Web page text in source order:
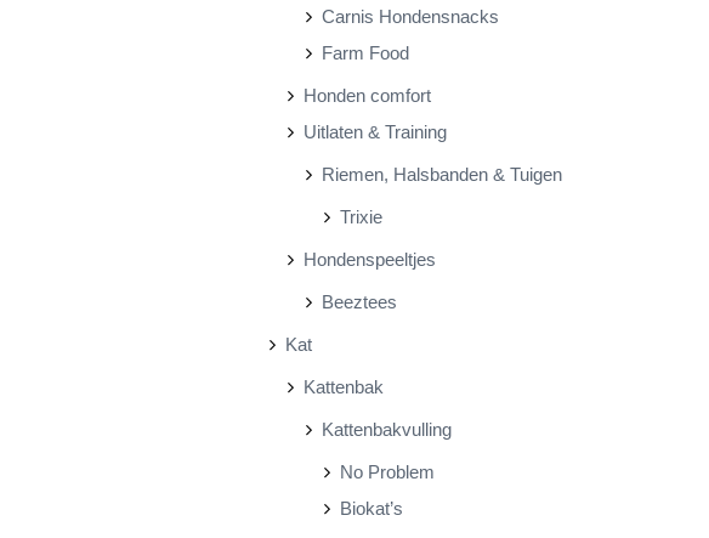
Carnis Hondensnacks
Farm Food
Honden comfort
Uitlaten & Training
Riemen, Halsbanden & Tuigen
Trixie
Hondenspeeltjes
Beeztees
Kat
Kattenbak
Kattenbakvulling
No Problem
Biokat’s